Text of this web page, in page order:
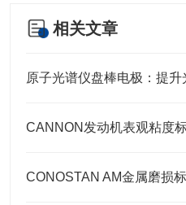
相关文章
原子光谱仪盘棒电极：提
CANNON发动机表观粘度